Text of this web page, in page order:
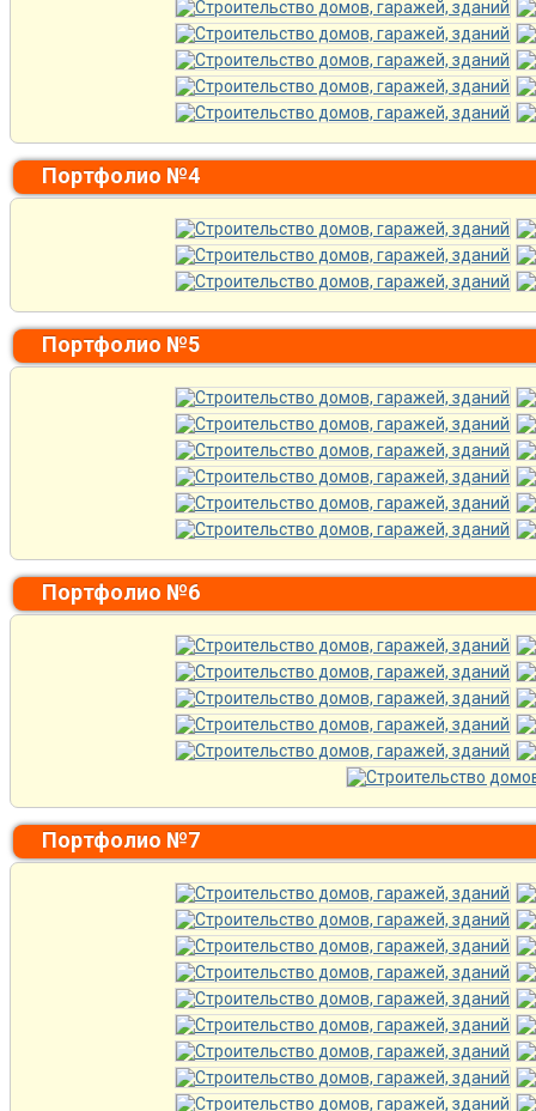
Портфолио №4
Портфолио №5
Портфолио №6
Портфолио №7